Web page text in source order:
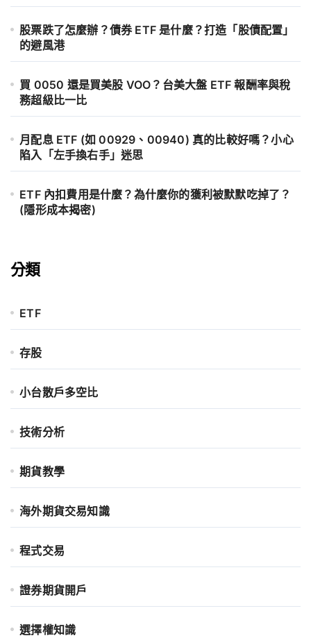
股票跌了怎麼辦？債券 ETF 是什麼？打造「股債配置」
的避風港
買 0050 還是買美股 VOO？台美大盤 ETF 報酬率與稅
務超級比一比
月配息 ETF (如 00929、00940) 真的比較好嗎？小心
陷入「左手換右手」迷思
ETF 內扣費用是什麼？為什麼你的獲利被默默吃掉了？
(隱形成本揭密)
分類
ETF
存股
小台散戶多空比
技術分析
期貨教學
海外期貨交易知識
程式交易
證券期貨開戶
選擇權知識